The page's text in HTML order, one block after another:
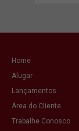
Home
Alugar
Lançamentos
Área do Cliente
Trabalhe Conosco